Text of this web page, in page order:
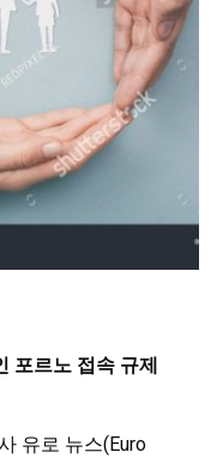
포르노 접속 규제
유로 뉴스(Euro